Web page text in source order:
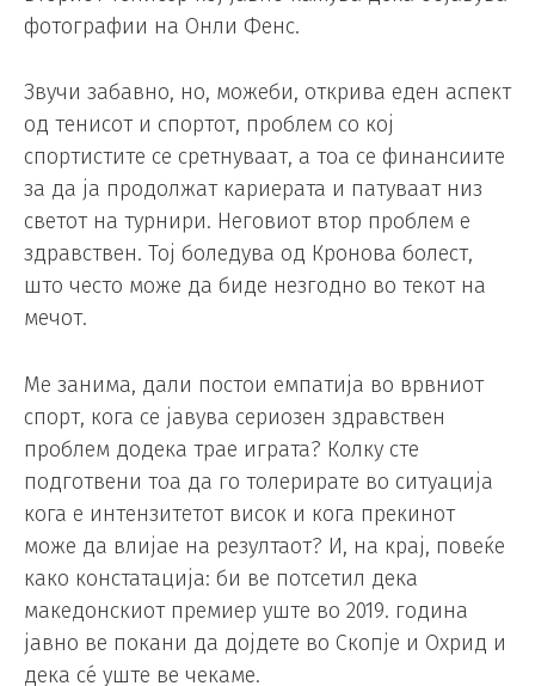
фотографии на Онли Фенс.
Звучи забавно, но, можеби, открива еден аспект
од тенисот и спортот, проблем со кој
спортистите се сретнуваат, а тоа се финансиите
за да ја продолжат кариерата и патуваат низ
светот на турнири. Неговиот втор проблем е
здравствен. Тој боледува од Кронова болест,
што често може да биде незгодно во текот на
мечот.
Ме занима, дали постои емпатија во врвниот
спорт, кога се јавува сериозен здравствен
проблем додека трае играта? Колку сте
подготвени тоа да го толерирате во ситуација
кога е интензитетот висок и кога прекинот
може да влијае на резултаот? И, на крај, повеќе
како констатација: би ве потсетил дека
македонскиот премиер уште во 2019. година
јавно ве покани да дојдете во Скопје и Охрид и
дека сé уште ве чекаме.